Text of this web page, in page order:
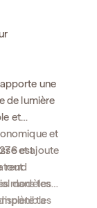
une
de lumière
et
et
est
rend
modèles
et ajoute
tout
dans tes
ta